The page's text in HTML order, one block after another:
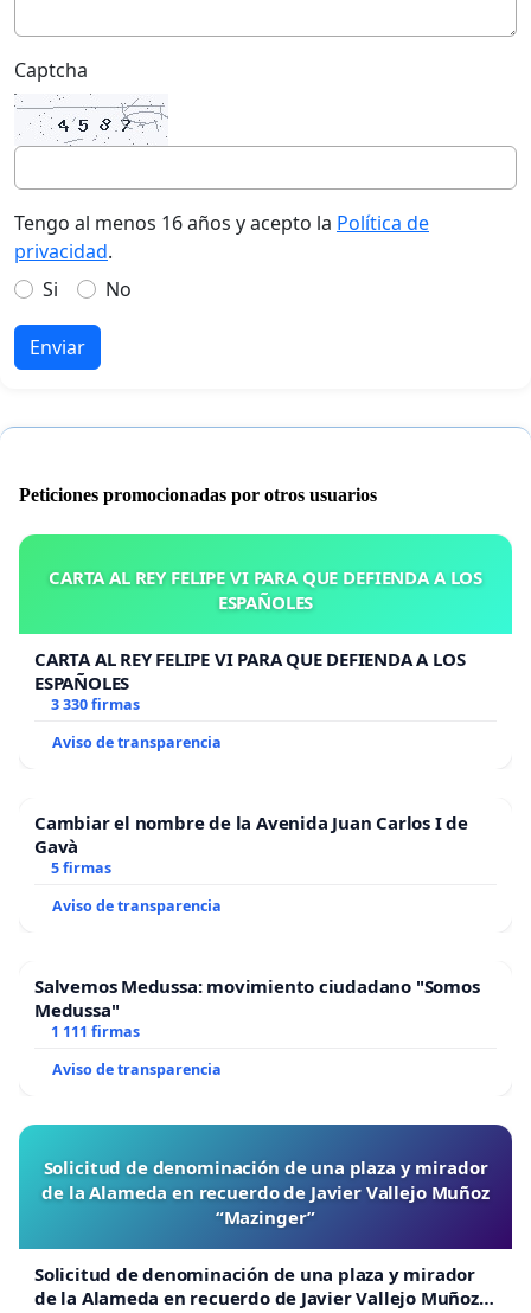
Captcha
Tengo al menos 16 años y acepto la Política de
privacidad.
Si
No
Enviar
Peticiones promocionadas por otros usuarios
CARTA AL REY FELIPE VI PARA QUE DEFIENDA A LOS
ESPAÑOLES
CARTA AL REY FELIPE VI PARA QUE DEFIENDA A LOS
ESPAÑOLES
3 330 firmas
Aviso de transparencia
Cambiar el nombre de la Avenida Juan Carlos I de
Gavà
5 firmas
Aviso de transparencia
Salvemos Medussa: movimiento ciudadano "Somos
Medussa"
1 111 firmas
Aviso de transparencia
Solicitud de denominación de una plaza y mirador
de la Alameda en recuerdo de Javier Vallejo Muñoz
“Mazinger”
Solicitud de denominación de una plaza y mirador
de la Alameda en recuerdo de Javier Vallejo Muñoz